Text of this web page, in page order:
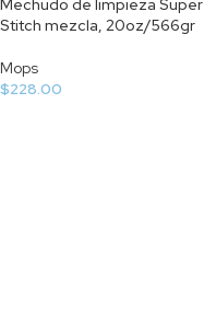
Mechudo de limpieza Super
Stitch mezcla, 20oz/566gr
Mops
$228.00